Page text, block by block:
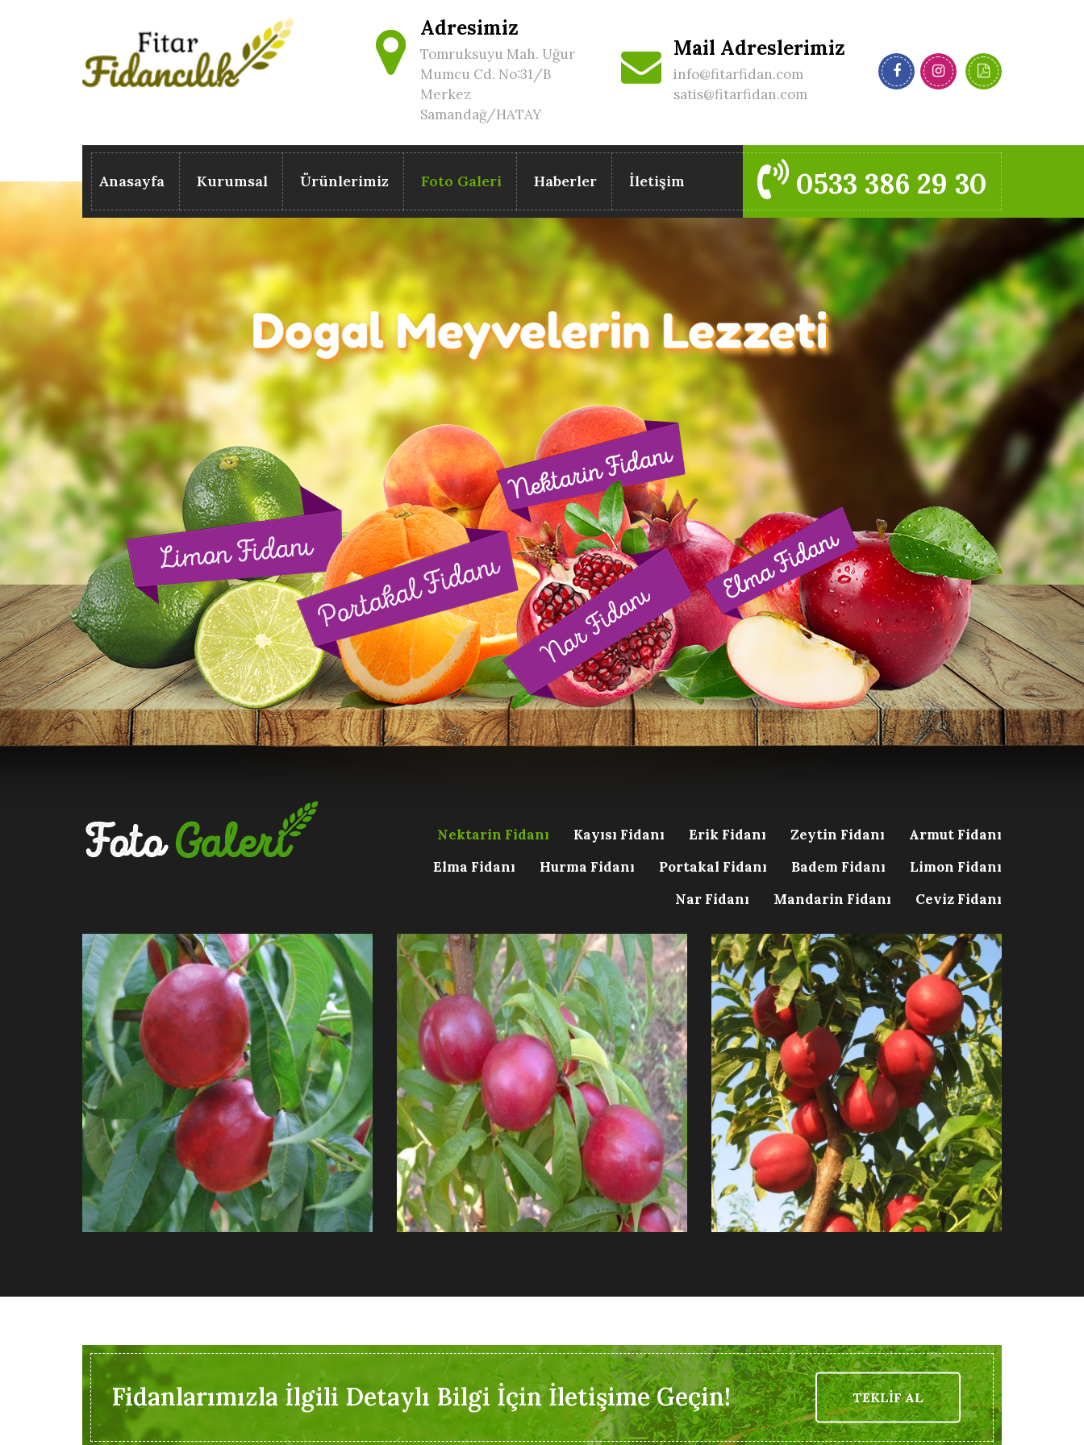
Adresimiz
Tomruksuyu Mah. Uğur
Mumcu Cd. No:31/B
Merkez
Samandağ/HATAY
Mail Adreslerimiz
info@fitarfidan.com
satis@fitarfidan.com
Anasayfa Kurumsal Ürünlerimiz Foto Galeri Haberler İletişim 0533 386 29 30
FotoGaleri Nektarin Fidanı Kayısı Fidanı Erik Fidanı Zeytin Fidanı
Armut Fidanı
Elma Fidanı
Hurma Fidanı Portakal Fidanı Badem Fidanı
Limon Fidanı
Nar Fidanı
Mandarin Fidanı Ceviz Fidanı
Fidanlarımızla İlgili Detaylı Bilgi İçin İletişime Geçin! TEKLİF AL